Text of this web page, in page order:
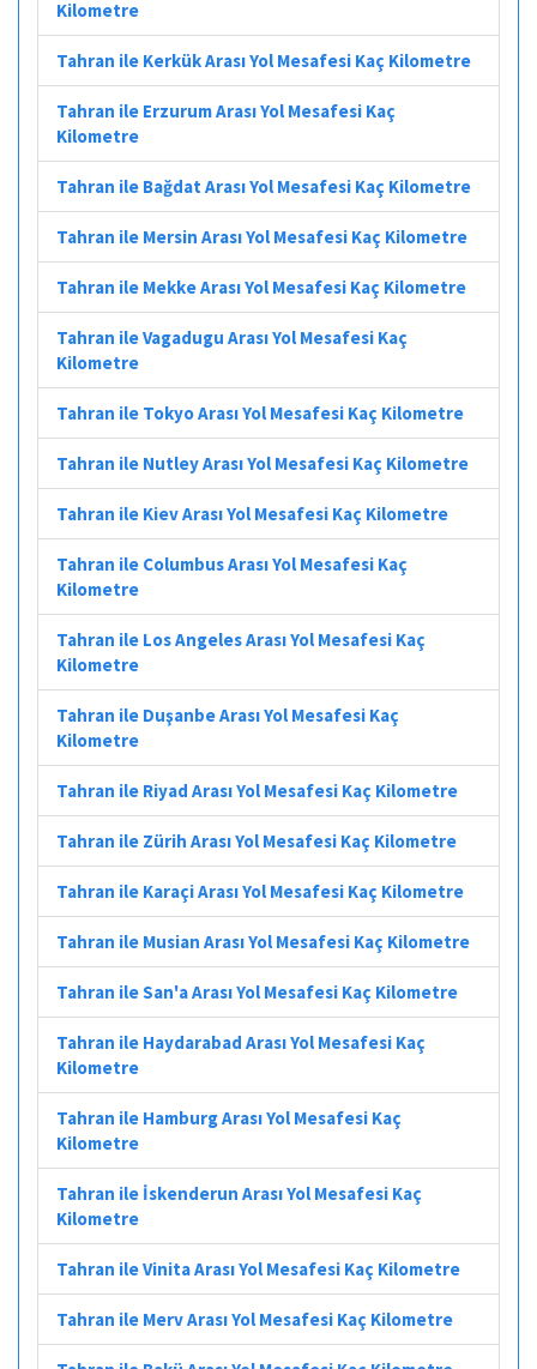
Kilometre
Tahran ile Kerkük Arası Yol Mesafesi Kaç Kilometre
Tahran ile Erzurum Arası Yol Mesafesi Kaç
Kilometre
Tahran ile Bağdat Arası Yol Mesafesi Kaç Kilometre
Tahran ile Mersin Arası Yol Mesafesi Kaç Kilometre
Tahran ile Mekke Arası Yol Mesafesi Kaç Kilometre
Tahran ile Vagadugu Arası Yol Mesafesi Kaç
Kilometre
Tahran ile Tokyo Arası Yol Mesafesi Kaç Kilometre
Tahran ile Nutley Arası Yol Mesafesi Kaç Kilometre
Tahran ile Kiev Arası Yol Mesafesi Kaç Kilometre
Tahran ile Columbus Arası Yol Mesafesi Kaç
Kilometre
Tahran ile Los Angeles Arası Yol Mesafesi Kaç
Kilometre
Tahran ile Duşanbe Arası Yol Mesafesi Kaç
Kilometre
Tahran ile Riyad Arası Yol Mesafesi Kaç Kilometre
Tahran ile Zürih Arası Yol Mesafesi Kaç Kilometre
Tahran ile Karaçi Arası Yol Mesafesi Kaç Kilometre
Tahran ile Musian Arası Yol Mesafesi Kaç Kilometre
Tahran ile San'a Arası Yol Mesafesi Kaç Kilometre
Tahran ile Haydarabad Arası Yol Mesafesi Kaç
Kilometre
Tahran ile Hamburg Arası Yol Mesafesi Kaç
Kilometre
Tahran ile İskenderun Arası Yol Mesafesi Kaç
Kilometre
Tahran ile Vinita Arası Yol Mesafesi Kaç Kilometre
Tahran ile Merv Arası Yol Mesafesi Kaç Kilometre